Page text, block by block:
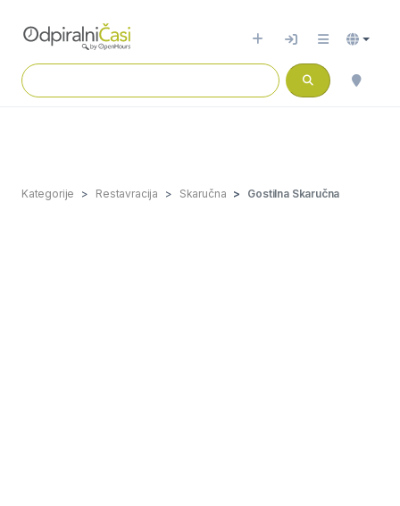
Kategorije Restavracija Skaručna Gostilna Skaručna